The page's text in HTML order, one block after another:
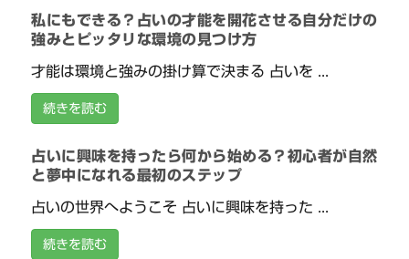
私にもできる？占いの才能を開花させる自分だけの
強みとピッタリな環境の見つけ方
才能は環境と強みの掛け算で決まる 占いを ...
続きを読む
占いに興味を持ったら何から始める？初心者が自然
と夢中になれる最初のステップ
占いの世界へようこそ 占いに興味を持った ...
続きを読む